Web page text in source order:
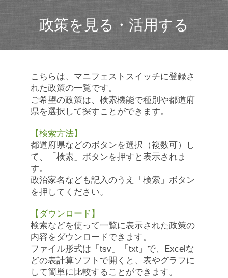
政策を見る・活用する
こちらは、マニフェストスイッチに登録さ
れた政策の一覧です。
ご希望の政策は、検索機能で種別や都道府
県を選択して探すことができます。
【検索方法】
都道府県などのボタンを選択（複数可）し
て、「検索」ボタンを押すと表示されま
す。
政治家名なども記入のうえ「検索」ボタン
を押してください。
【ダウンロード】
検索などを使って一覧に表示された政策の
内容をダウンロードできます。
ファイル形式は「tsv」「txt」で、Excelな
どの表計算ソフトで開くと、表やグラフに
して簡単に比較することができます。